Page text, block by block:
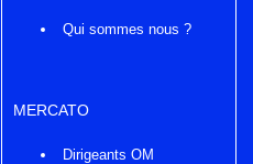
Qui sommes nous ?
MERCATO
Dirigeants OM